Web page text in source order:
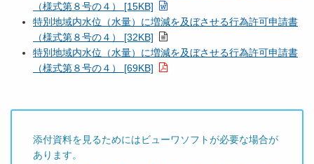
（様式第８号の４） [15KB]
特別地域内水位（水量）に増減を及ぼさせる行為許可申請書
（様式第８号の４） [32KB]
特別地域内水位（水量）に増減を及ぼさせる行為許可申請書
（様式第８号の４） [69KB]
添付資料を見るためにはビューワソフトが必要な場合が
あります。